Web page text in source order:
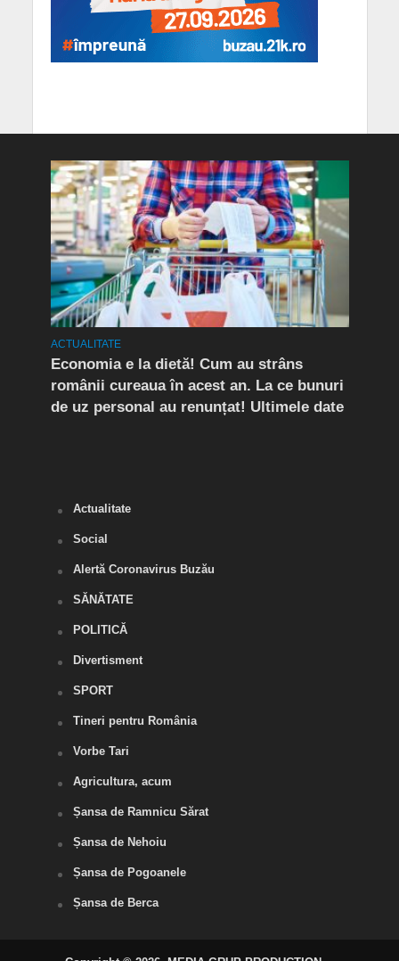
ACTUALITATE
Economia e la dietă! Cum au strâns
românii cureaua în acest an. La ce bunuri
de uz personal au renunțat! Ultimele date
Actualitate
Social
Alertă Coronavirus Buzău
SĂNĂTATE
POLITICĂ
Divertisment
SPORT
Tineri pentru România
Vorbe Tari
Agricultura, acum
Șansa de Ramnicu Sărat
Șansa de Nehoiu
Șansa de Pogoanele
Șansa de Berca